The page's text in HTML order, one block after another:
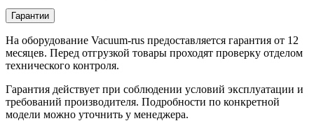
Гарантии
На оборудование Vacuum-rus предоставляется гарантия от 12
месяцев. Перед отгрузкой товары проходят проверку отделом
технического контроля.
Гарантия действует при соблюдении условий эксплуатации и
требований производителя. Подробности по конкретной
модели можно уточнить у менеджера.